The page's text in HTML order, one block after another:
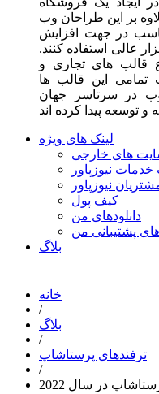
بر این طراحان وب
در جهت افزایش
عالی استفاده کنند.
قالب های تجاری و
این قالب ها
در سرتاسر جهان
لینک های ویژه
های خارجی
نیوزپاور
نیوزپاور
کیف پول
دانلودهای من
پشتیبانی من
بلاگ
خانه
/
بلاگ
/
ترفندهای پرستاشاپ
/
در سال 2022